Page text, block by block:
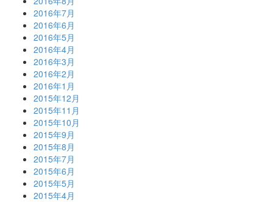
2016年7月
2016年6月
2016年5月
2016年4月
2016年3月
2016年2月
2016年1月
2015年12月
2015年11月
2015年10月
2015年9月
2015年8月
2015年7月
2015年6月
2015年5月
2015年4月